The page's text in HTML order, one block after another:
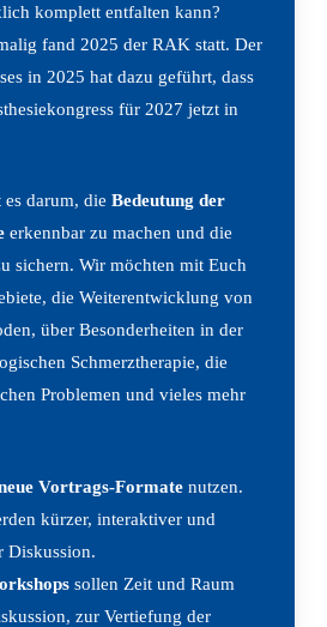
komplett entfalten kann?
fand 2025 der RAK statt. Der
in 2025 hat dazu geführt, dass
für 2027 jetzt in
darum, die Bedeutung der
erkennbar zu machen und die
sichern. Wir möchten mit Euch
die Weiterentwicklung von
über Besonderheiten in der
Schmerztherapie, die
Problemen und vieles mehr
Vortrags-Formatenutzen.
kürzer, interaktiver und
Diskussion.
sollen Zeit und Raum
zur Vertiefung der